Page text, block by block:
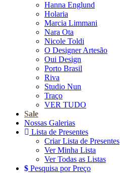
Hanna Englund
Holaria
Marcia Limmani
Nara Ota
Nicole Toldi
O Designer Artesão
Oui Design
Porto Brasil
Riva
Studio Nun
Traço
VER TUDO
Sale
Nossas Galerias
Lista de Presentes
Criar Lista de Presentes
Ver Minha Lista
Ver Todas as Listas
Pesquisa por Preço